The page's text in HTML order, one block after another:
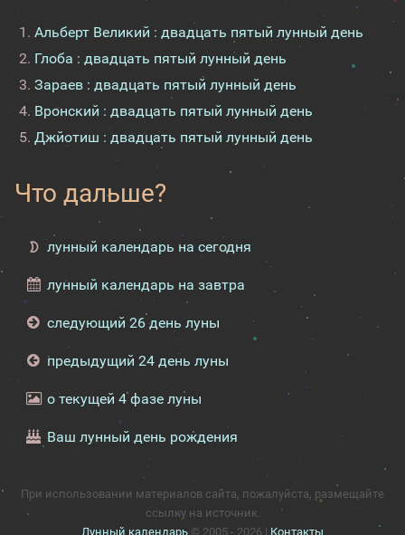
Альберт Великий : двадцать пятый лунный день
Глоба : двадцать пятый лунный день
Зараев : двадцать пятый лунный день
Вронский : двадцать пятый лунный день
Джйотиш : двадцать пятый лунный день
Что дальше?
лунный календарь на сегодня
лунный календарь на завтра
следующий 26 день луны
предыдущий 24 день луны
о текущей 4 фазе луны
Ваш лунный день рождения
При использовании материалов сайта, пожалуйста, размещайте
ссылку на источник.
Лунный календарь © 2005 - 2026 | Контакты